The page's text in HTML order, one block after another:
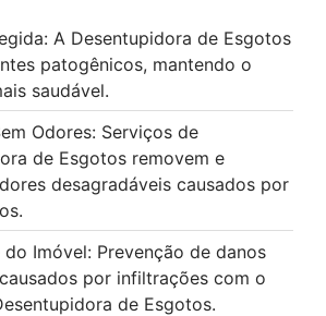
A Desentupidora de Esgotos
patogênicos, mantendo o
saudável.
Odores: Serviços de
de Esgotos removem e
desagradáveis causados por
Imóvel: Prevenção de danos
por infiltrações com o
de Esgotos.